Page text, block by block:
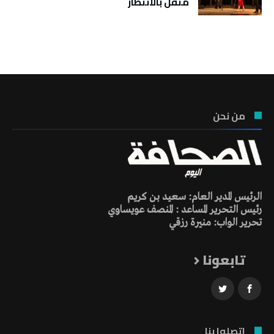
من نحن
الرئيس المدير العام: سعيد بن كريم
رئيس التحرير المساعد : المنصف عويساوي
تحرير الواب: منيرة رزقي
تابعونا